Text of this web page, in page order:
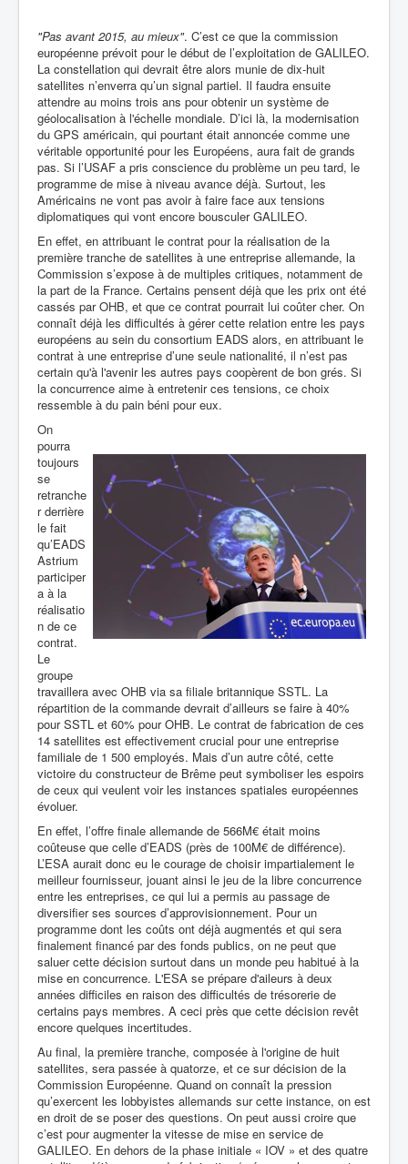
"Pas avant 2015, au mieux". C’est ce que la commission
européenne prévoit pour le début de l’exploitation de GALILEO.
La constellation qui devrait être alors munie de dix-huit
satellites n’enverra qu’un signal partiel. Il faudra ensuite
attendre au moins trois ans pour obtenir un système de
géolocalisation à l'échelle mondiale. D’ici là, la modernisation
du GPS américain, qui pourtant était annoncée comme une
véritable opportunité pour les Européens, aura fait de grands
pas. Si l’USAF a pris conscience du problème un peu tard, le
programme de mise à niveau avance déjà. Surtout, les
Américains ne vont pas avoir à faire face aux tensions
diplomatiques qui vont encore bousculer GALILEO.
En effet, en attribuant le contrat pour la réalisation de la
première tranche de satellites à une entreprise allemande, la
Commission s’expose à de multiples critiques, notamment de
la part de la France. Certains pensent déjà que les prix ont été
cassés par OHB, et que ce contrat pourrait lui coûter cher. On
connaît déjà les difficultés à gérer cette relation entre les pays
européens au sein du consortium EADS alors, en attribuant le
contrat à une entreprise d’une seule nationalité, il n’est pas
certain qu'à l'avenir les autres pays coopèrent de bon grés. Si
la concurrence aime à entretenir ces tensions, ce choix
ressemble à du pain béni pour eux.
On
pourra
toujours
se
retranche
r derrière
le fait
qu’EADS
Astrium
participer
a à la
réalisatio
n de ce
contrat.
Le
groupe
travaillera avec OHB via sa filiale britannique SSTL. La
répartition de la commande devrait d’ailleurs se faire à 40%
pour SSTL et 60% pour OHB. Le contrat de fabrication de ces
14 satellites est effectivement crucial pour une entreprise
familiale de 1 500 employés. Mais d’un autre côté, cette
victoire du constructeur de Brême peut symboliser les espoirs
de ceux qui veulent voir les instances spatiales européennes
évoluer.
En effet, l’offre finale allemande de 566M€ était moins
coûteuse que celle d’EADS (près de 100M€ de différence).
L’ESA aurait donc eu le courage de choisir impartialement le
meilleur fournisseur, jouant ainsi le jeu de la libre concurrence
entre les entreprises, ce qui lui a permis au passage de
diversifier ses sources d’approvisionnement. Pour un
programme dont les coûts ont déjà augmentés et qui sera
finalement financé par des fonds publics, on ne peut que
saluer cette décision surtout dans un monde peu habitué à la
mise en concurrence. L'ESA se prépare d'aileurs à deux
années difficiles en raison des difficultés de trésorerie de
certains pays membres. A ceci près que cette décision revêt
encore quelques incertitudes.
Au final, la première tranche, composée à l'origine de huit
satellites, sera passée à quatorze, et ce sur décision de la
Commission Européenne. Quand on connaît la pression
qu’exercent les lobbyistes allemands sur cette instance, on est
en droit de se poser des questions. On peut aussi croire que
c’est pour augmenter la vitesse de mise en service de
GALILEO. En dehors de la phase initiale « IOV » et des quatre